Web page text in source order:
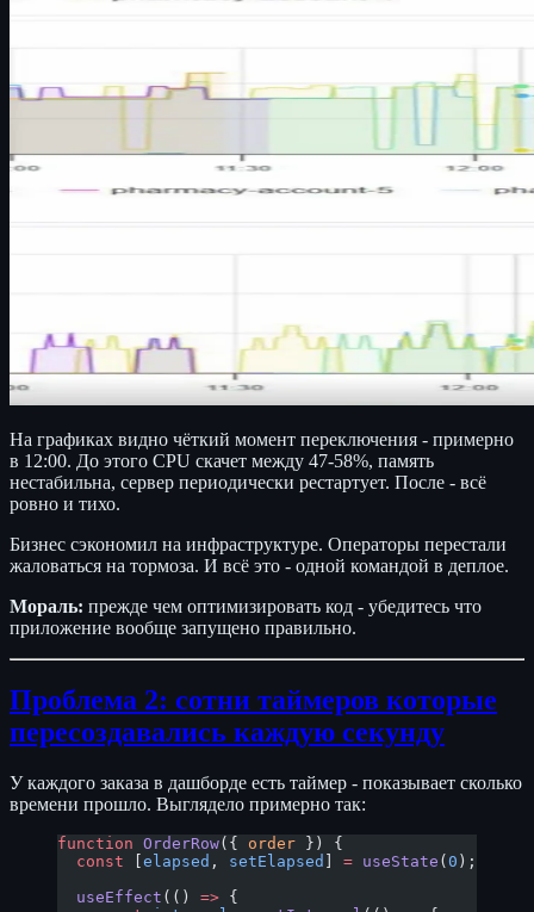
На графиках видно чёткий момент переключения - примерно
в 12:00. До этого CPU скачет между 47-58%, память
нестабильна, сервер периодически рестартует. После - всё
ровно и тихо.
Бизнес сэкономил на инфраструктуре. Операторы перестали
жаловаться на тормоза. И всё это - одной командой в деплое.
Мораль: прежде чем оптимизировать код - убедитесь что
приложение вообще запущено правильно.
Проблема 2: сотни таймеров которые
пересоздавались каждую секунду
У каждого заказа в дашборде есть таймер - показывает сколько
времени прошло. Выглядело примерно так:
function OrderRow({ order }) {
  const
elapsed , setElapsed = useState ( 0 );
  useEffect
(() => {